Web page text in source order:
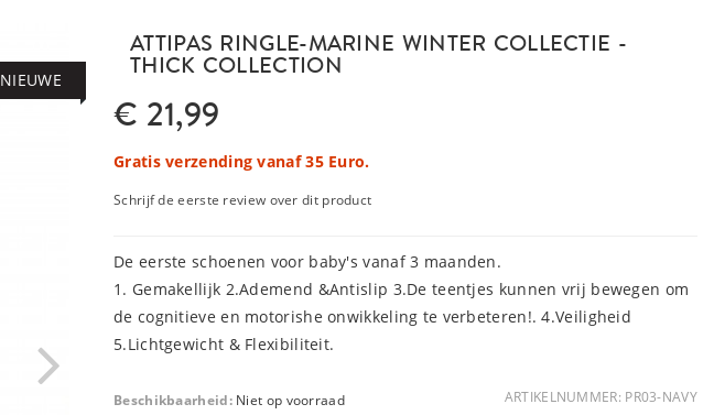
NIEUWE
ATTIPAS RINGLE-MARINE WINTER COLLECTIE -
THICK COLLECTION
€ 21,99
Gratis verzending vanaf 35 Euro.
Schrijf de eerste review over dit product
De eerste schoenen voor baby's vanaf 3 maanden.
1. Gemakellijk 2.Ademend &Antislip 3.De teentjes kunnen vrij bewegen om
de cognitieve en motorishe onwikkeling te verbeteren!. 4.Veiligheid
5.Lichtgewicht & Flexibiliteit.
ARTIKELNUMMER: PR03-NAVY
Beschikbaarheid:Niet op voorraad